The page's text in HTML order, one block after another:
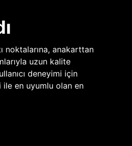
noktalarına, anakarttan
uzun kalite
deneyimi için
ile en uyumlu olan en